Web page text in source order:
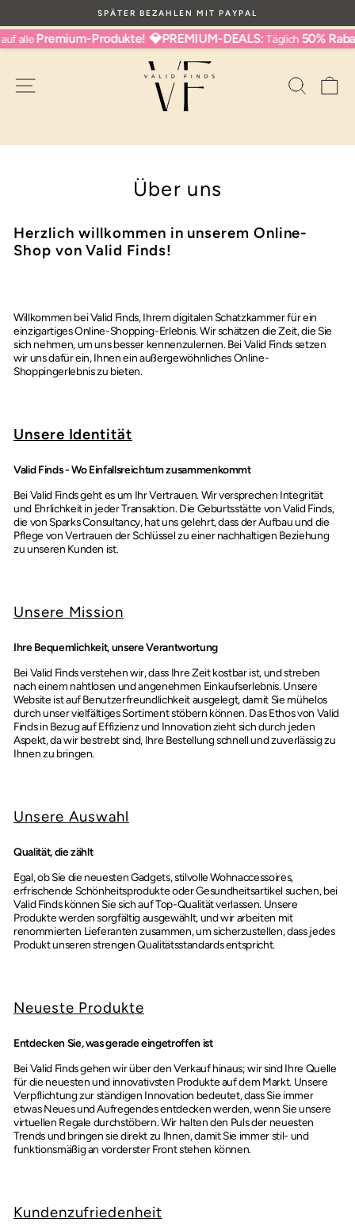
Inhalt
Pause
Diashow
KOSTENLOSER VERSAND VON ALLEN
allePremium-Produkte! 💎PREMIUM-DEALS:Täglich50%
Suche
Über uns
Herzlich willkommen in unserem Online-
Shop von Valid Finds!
Willkommen bei Valid Finds, Ihrem digitalen Schatzkammer für ein
einzigartiges Online-Shopping-Erlebnis. Wir schätzen die Zeit, die Sie
sich nehmen, um uns besser kennenzulernen. Bei Valid Finds setzen
wir uns dafür ein, Ihnen ein außergewöhnliches Online-
Shoppingerlebnis zu bieten.
Unsere Identität
Valid Finds - Wo Einfallsreichtum zusammenkommt
Bei Valid Finds geht es um Ihr Vertrauen. Wir versprechen Integrität
und Ehrlichkeit in jeder Transaktion. Die Geburtsstätte von Valid Finds,
die von Sparks Consultancy, hat uns gelehrt, dass der Aufbau und die
Pflege von Vertrauen der Schlüssel zu einer nachhaltigen Beziehung
zu unseren Kunden ist.
Unsere Mission
Ihre Bequemlichkeit, unsere Verantwortung
Bei Valid Finds verstehen wir, dass Ihre Zeit kostbar ist, und streben
nach einem nahtlosen und angenehmen Einkaufserlebnis. Unsere
Website ist auf Benutzerfreundlichkeit ausgelegt, damit Sie mühelos
durch unser vielfältiges Sortiment stöbern können. Das Ethos von Valid
Finds in Bezug auf Effizienz und Innovation zieht sich durch jeden
Aspekt, da wir bestrebt sind, Ihre Bestellung schnell und zuverlässig zu
Ihnen zu bringen.
Unsere Auswahl
Qualität, die zählt
Egal, ob Sie die neuesten Gadgets, stilvolle Wohnaccessoires,
erfrischende Schönheitsprodukte oder Gesundheitsartikel suchen, bei
Valid Finds können Sie sich auf Top-Qualität verlassen. Unsere
Produkte werden sorgfältig ausgewählt, und wir arbeiten mit
renommierten Lieferanten zusammen, um sicherzustellen, dass jedes
Produkt unseren strengen Qualitätsstandards entspricht.
Neueste Produkte
Entdecken Sie, was gerade eingetroffen ist
Bei Valid Finds gehen wir über den Verkauf hinaus; wir sind Ihre Quelle
für die neuesten und innovativsten Produkte auf dem Markt. Unsere
Verpflichtung zur ständigen Innovation bedeutet, dass Sie immer
etwas Neues und Aufregendes entdecken werden, wenn Sie unsere
virtuellen Regale durchstöbern. Wir halten den Puls der neuesten
Trends und bringen sie direkt zu Ihnen, damit Sie immer stil- und
funktionsmäßig an vorderster Front stehen können.
Kundenzufriedenheit